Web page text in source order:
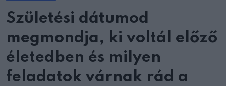
Születési dátumod
megmondja, ki voltál előző
életedben és milyen
feladatok várnak rád a